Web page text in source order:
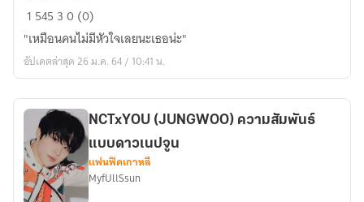
NCTxYOU
(HAECHAN)
เจ้า
หญิง
แข็ง
1 545 30 (0)
"เหมือนคนไม่มีหัวใจเลยนะเธอน่ะ"
อัปเดตล่าสุด 26 ม.ค. 64 / 10:41 น.
NCTxYOU (JUNGWOO) ความสัมพันธ์
แบบดาวเนปจูน
แฟนฟิคเกาหลี
MyfUllSsun